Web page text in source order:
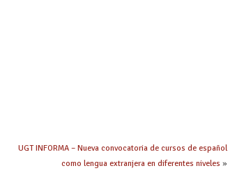
UGT INFORMA – Nueva convocatoria de cursos de español
como lengua extranjera en diferentes niveles »